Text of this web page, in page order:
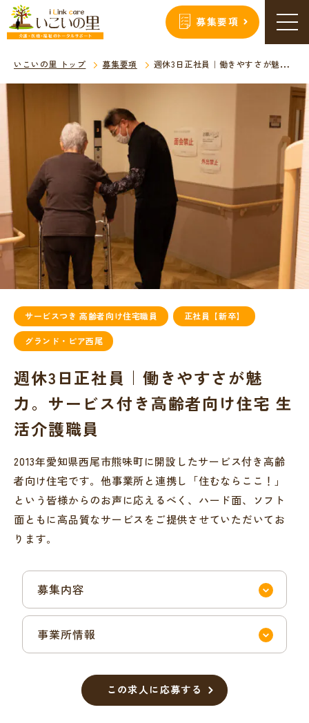
募集要項
いこいの里 トップ 募集要項 週休3日正社員｜働きやすさが魅力。サービス付き高齢者向け住宅 生活介護職員
サービスつき 高齢者向け住宅職員 正社員【新卒】
グランド・ピア西尾
週休3日正社員｜働きやすさが魅
力。サービス付き高齢者向け住宅 生
活介護職員
2013年愛知県西尾市熊味町に開設したサービス付き高齢
者向け住宅です。他事業所と連携し「住むならここ！」
という皆様からのお声に応えるべく、ハード面、ソフト
面ともに高品質なサービスをご提供させていただいてお
ります。
募集内容
事業所情報
この求人に応募する